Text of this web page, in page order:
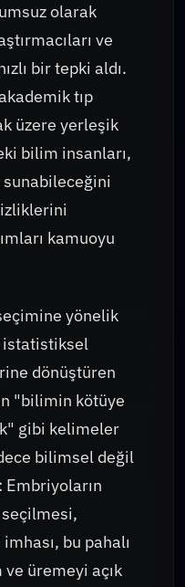
olarak
ve
bir tepki aldı.
tıp
üzere yerleşik
bilim insanları,
kamuoyu
yönelik
istatistiksel
dönüştüren
"bilimin kötüye
gibi kelimeler
bilimsel değil
Embriyoların
seçilmesi,
bu pahalı
üremeyi açık